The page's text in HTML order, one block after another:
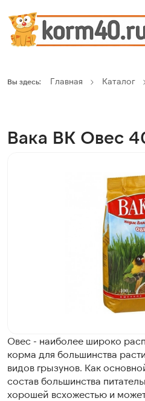
Вы здесь: Главная Каталог
Вака ВК Овес
Овес - наиболее широко
корма для большинства
видов грызунов. Как
состав большинства
хорошей всхожестью и